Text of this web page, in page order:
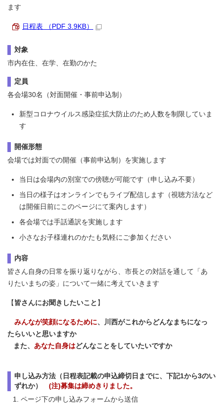
ます
日程表 （PDF 3.9KB）
対象
市内在住、在学、在勤のかた
定員
各会場30名（対面開催・事前申込制）
新型コロナウイルス感染症拡大防止のため人数を制限していま
す
開催形態
会場では対面での開催（事前申込制）を実施します
当日は会場内の別室での傍聴が可能です（申し込み不要）
当日の様子はオンラインでもライブ配信します（視聴方法など
は開催日前にこのページにて案内します）
各会場では手話通訳を実施します
小さなお子様連れのかたも気軽にご参加ください
内容
皆さん自身の日常を振り返りながら、市長との対話を通して「あ
りたいまちの姿」について一緒に考えていきます
【 皆さんにお聞きしたいこと 】
みんなが笑顔になるために、川西がこれからどんなまちになっ
た らいいと思いますか
また、 あなた自身はどんなことをしていたいですか
申し込み方法（日程表記載の申込締切日までに、下記1から3のい
ずれか） (注)募集は締めきりました。
ページ下の申し込みフォームから送信